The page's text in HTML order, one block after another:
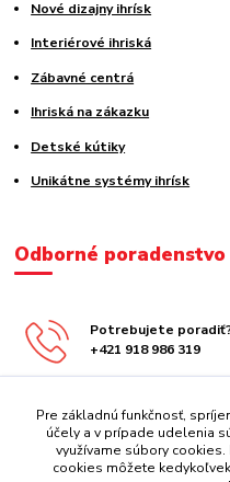
Nové dizajny ihrísk
Interiérové ihriská
Zábavné centrá
Ihriská na zákazku
Detské kútiky
Unikátne systémy ihrísk
Odborné poradenstvo
Potrebujete
+421 918 986 319
obchod@centrazabavy.sk
Pre základnú funkčnosť,
účely a v prípade udelenia
využívame súbory
cookies môžete